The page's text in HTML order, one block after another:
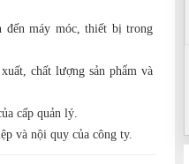
đến máy móc, thiết bị trong
chất lượng sản phẩm và
cấp quản lý.
và nội quy của công ty.